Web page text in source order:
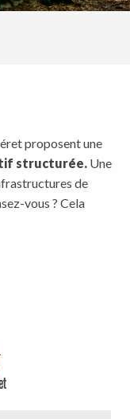
proposent une
structurée. Une
de
vous ? Cela